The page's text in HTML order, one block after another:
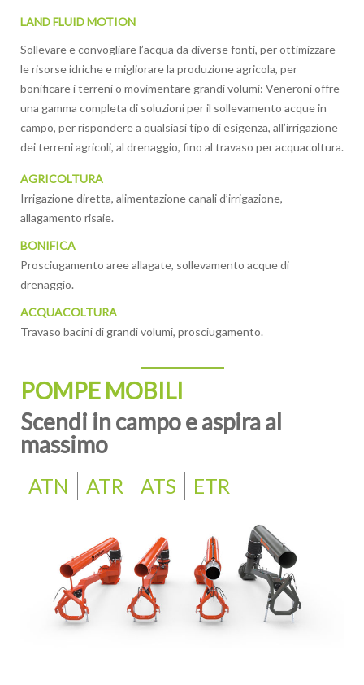
LAND FLUID MOTION
Sollevare e convogliare l’acqua da diverse fonti, per ottimizzare
le risorse idriche e migliorare la produzione agricola, per
bonificare i terreni o movimentare grandi volumi: Veneroni offre
una gamma completa di soluzioni per il sollevamento acque in
campo, per rispondere a qualsiasi tipo di esigenza, all’irrigazione
dei terreni agricoli, al drenaggio, fino al travaso per acquacoltura.
AGRICOLTURA
Irrigazione diretta, alimentazione canali d’irrigazione,
allagamento risaie.
BONIFICA
Prosciugamento aree allagate, sollevamento acque di
drenaggio.
ACQUACOLTURA
Travaso bacini di grandi volumi, prosciugamento.
POMPE MOBILI
Scendi in campo e aspira al
massimo
ATN ATR ATS ETR